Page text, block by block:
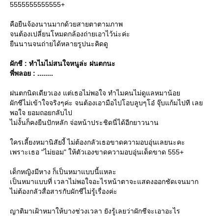
5555555555555+
คือยืนจ้องนานมากด้วยสายตาตามภาพ
จนต้องเปลี่ยนโหมดกล้องถ่ายเอาไว้น่ะค่ะ
ืนนานจนถ่ายได้หลายรูปนะคิดดู
ผักชี : ทำไมไม่สนใจหนูล่ะ ฝนตกนะ
พี่พลอย : ........
ฝนตกนิดเดียวเอง แต่เธอไม่พอใจ ทำไมคนไม่ดูแลหมาน้อ
ผักชีไม่เข้าใจจริงๆค่ะ จนต้องเอามือไปโอบลูบๆโอ๋ จุ๊บแก้มไปที เล
พอใจ ยอมถอยกลับไป
ไม่งั้นก็คงยืนปักหลัก จ่อหน้าประชิดนี่ได้อีกยาวนาน
ครเลี้ยงหมานิสัยงี้ ไม่ต้องกลัวเธอขาดความอบอุ่นเลยนะคะ
เพราะเธอ "ไม่ยอม" ให้ตัวเองขาดความอบอุ่นเด็ดขาด 555+
เด็กหญิงมีหาง ก็เป็นหมาแบบนี้แหละ
เป็นหมาแบบที่ เวลาไม่พอใจอะไรหน้าตาจะแสดงออกชัดเจนมาก
ไม่ต้องกลัวสื่อสารกับผักชีไม่รู้เรื่องค่ะ
ญาติมาเฝ้าหมาให้บางช่วงเวลา ยังรู้เลยว่าผักชีจะเอาอะไร